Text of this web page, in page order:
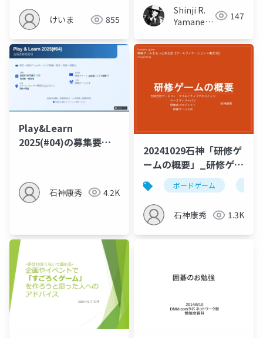
けいま 855
Shinji R.
Yamane
147
Play&Learn
2025(#04)の募集要項
作成版）
石神康秀 4.2K
20241029石神「研修ゲ
ームの概要」_研修ゲー
ムをもっと知る会
ボードゲーム
石神康秀 1.3K